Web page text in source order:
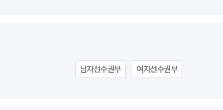
남자선수권부 여자선수권부